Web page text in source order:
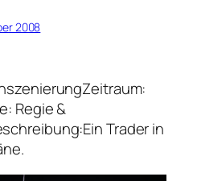
2008
Regie &
Trader in